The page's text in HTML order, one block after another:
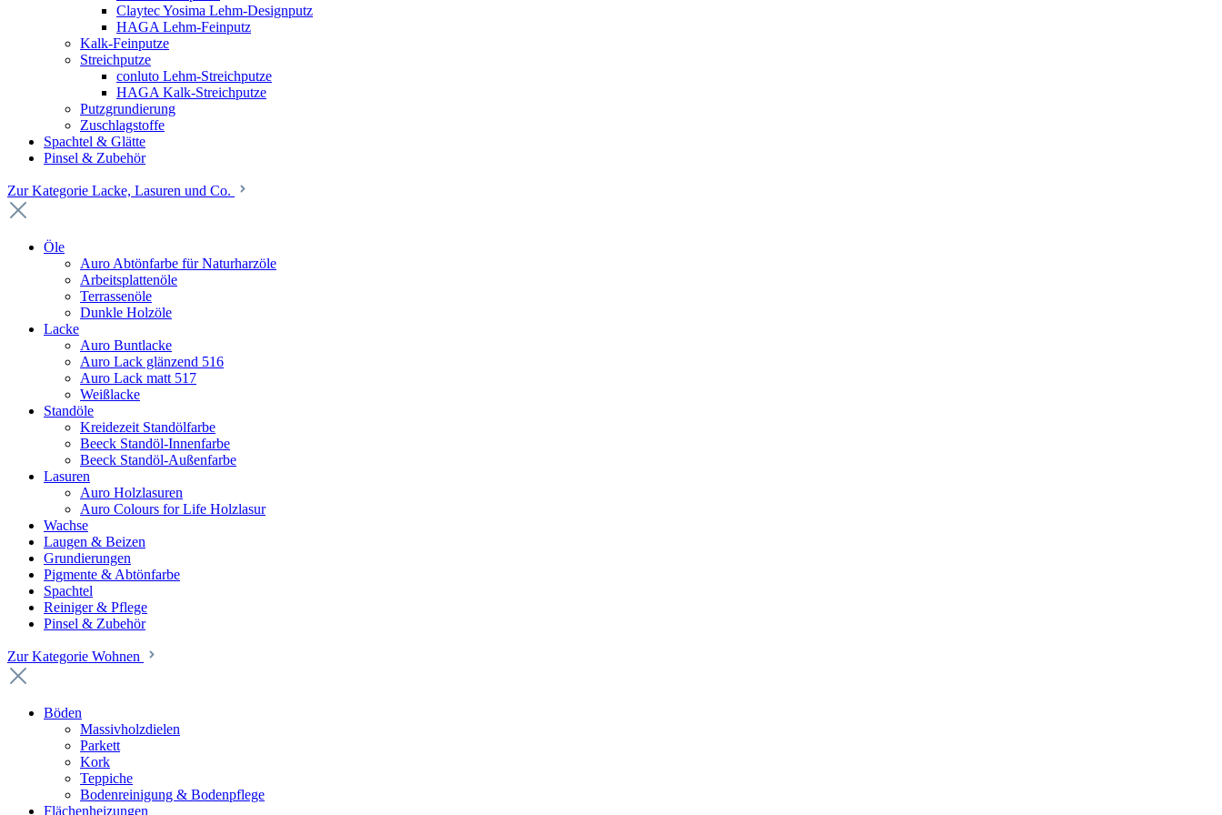
Claytec Yosima Lehm-Designputz
HAGA Lehm-Feinputz
Kalk-Feinputze
Streichputze
conluto Lehm-Streichputze
HAGA Kalk-Streichputze
Putzgrundierung
Zuschlagstoffe
Spachtel & Glätte
Pinsel & Zubehör
Zur Kategorie Lacke, Lasuren und Co.
Öle
Auro Abtönfarbe für Naturharzöle
Arbeitsplattenöle
Terrassenöle
Dunkle Holzöle
Lacke
Auro Buntlacke
Auro Lack glänzend 516
Auro Lack matt 517
Weißlacke
Standöle
Kreidezeit Standölfarbe
Beeck Standöl-Innenfarbe
Beeck Standöl-Außenfarbe
Lasuren
Auro Holzlasuren
Auro Colours for Life Holzlasur
Wachse
Laugen & Beizen
Grundierungen
Pigmente & Abtönfarbe
Spachtel
Reiniger & Pflege
Pinsel & Zubehör
Zur Kategorie Wohnen
Böden
Massivholzdielen
Parkett
Kork
Teppiche
Bodenreinigung & Bodenpflege
Flächenheizungen